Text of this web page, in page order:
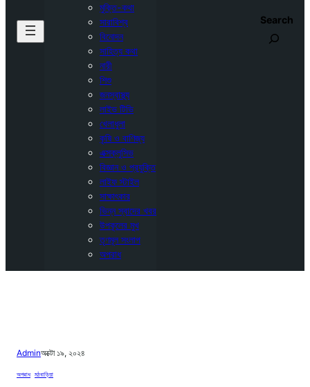
মুক্তি-কথা
সারাবিশ্ব
বিনোদন
সাহিত্য কথা
নারী
শিশু
জনস্বাস্থ্য
লাইভ টিভি
খেলাধুলা
কৃষি ও বাণিজ্য
এক্সক্লুসিভ
বিজ্ঞান ও প্রযুক্তি
লাইফ স্টাইল
সাক্ষাৎকার
ভিন্ন স্বাদের খবর
উপকূলের মুখ
তৃণমূল সংলাপ
অপরাধ
Search
Adminঅক্টো ১৯, ২০২৪
অপরাধ মঠবাড়িয়া